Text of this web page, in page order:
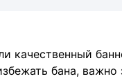
качественный
бана,